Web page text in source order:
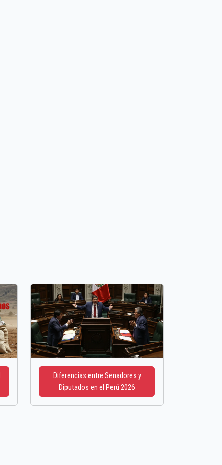
Diferencias entre Senadores y
Diputados en el Perú 2026